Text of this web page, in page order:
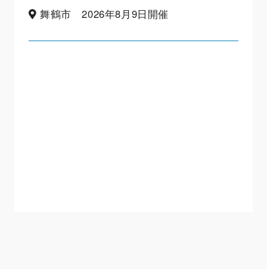
舞鶴市 2026年8月9日開催